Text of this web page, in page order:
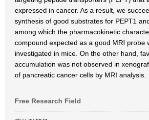
expressed in cancer. As a result, we
synthesis of good substrates for PEPT1
among which the pharmacokinetic
compound expected as a good MRI probe
investigated in mice. On the other hand,
accumulation was not observed in
of pancreatic cancer cells by MRI analysis.
Free Research Field